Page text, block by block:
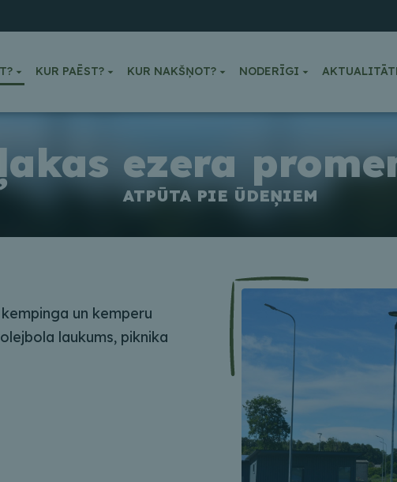
KUR PAĒST? KUR NAKŠŅOT? NODERĪGI
ezera
ATPŪTA PIE ŪDEŅIEM
un kemperu
laukums, piknika